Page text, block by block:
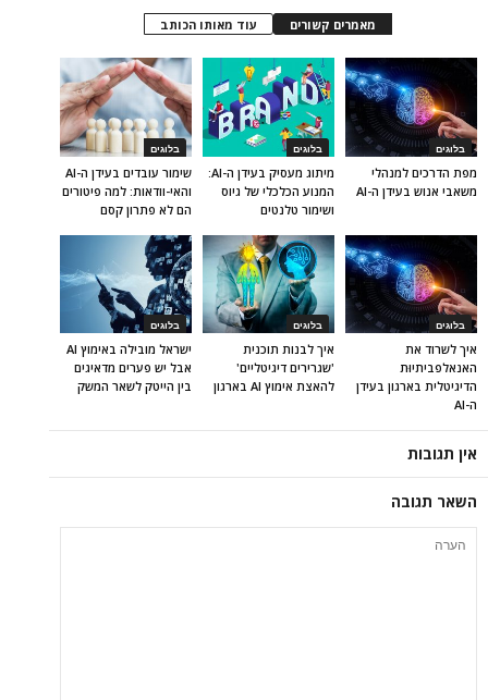
מאמרים קשורים עוד מאותו הכותב
בלוגים
שימור עובדים בעידן ה-AI
והאי-וודאות: למה פיטורים
הם לא פתרון קסם
בלוגים
מיתוג מעסיק בעידן ה-AI:
המנוע הכלכלי של גיוס
ושימור טלנטים
בלוגים
מפת הדרכים למנהלי
משאבי אנוש בעידן ה-AI
בלוגים
ישראל מובילה באימוץ AI
אבל יש פערים מדאיגים
בין הייטק לשאר המשק
בלוגים
איך לבנות תוכנית
'שגרירים דיגיטליים'
להאצת אימוץ AI בארגון
בלוגים
איך לשרוד את
האנאלפביתיוּת
הדיגיטלית בארגון בעידן
ה-AI
אין תגובות
השאר תגובה